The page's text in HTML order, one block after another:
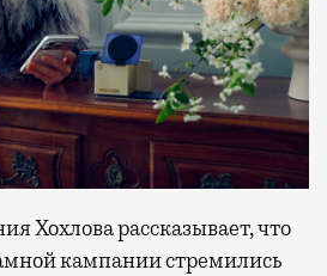
Хохлова рассказывает, что
кампании стремились